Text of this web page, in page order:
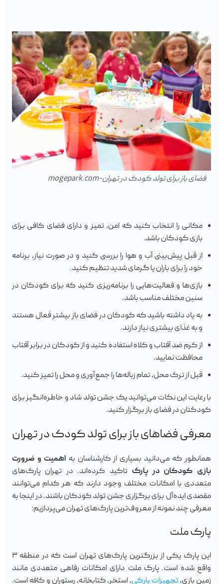
فضای باز برای تولد کودک در تهران-mogepark.com
مکانی را انتخاب کنید که امن، تمیز و دارای فضای کافی برای
بازی کودکان باشد.
از قبل پیش‌بینی آب و هوا را بررسی کنید و در صورت نیاز، برنامه
خود را برای باران یا گرمای شدید تنظیم کنید.
بازی‌ها و فعالیت‌هایی را برنامه‌ریزی کنید که برای کودکان در
سنین مختلف مناسب باشد.
به یاد داشته باشید که کودکان در فضای باز بیشتر فعال هستند
و به غذای بیشتری نیاز دارند.
از کرم ضد آفتاب و کلاه استفاده کنید و از کودکان در برابر آفتاب
محافظت نمایید.
قبل از ترک محل، تمام زباله‌ها را جمع‌آوری و محل را تمیز کنید.
با رعایت این نکات می‌توانید یک جشن تولد شاد و خاطره‌انگیز برای
کودکتان در فضای باز برگزار کنید.
معرفی فضاهای باز برای تولد کودک در تهران
همانطور که می‌دانید بسیاری از کارشناسان به اهمیت و ضرورت
بازی کودکان در پارک تاکید کرده‌اند. در تهران پارک‌های
متعددی با امکانات مختلف وجود دارند که هر کدام می‌توانند
مقصدی ایده‌آل برای برگزاری جشن تولد کودکان باشند. در اینجا به
معرفی چند نمونه از معروف‌ترین پارک‌های تهران می‌پردازیم:
پارک ملت
این پارک یکی از بزرگترین پارک‌های تهران است که در منطقه ۳
واقع شده است. پارک ملت دارای امکانات رفاهی متعددی مانند
زمین بازی،تجهیزات پارکی، استخر، کتابخانه، رستوران و کافه است.